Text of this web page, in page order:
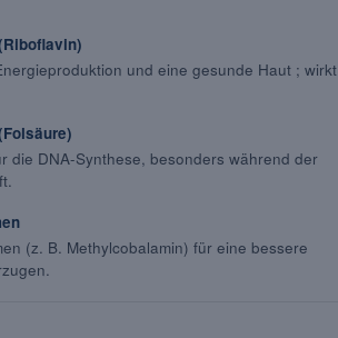
und eine gesunde Haut ; wirkt
die DNA-Synthese, besonders während der
(z. B. Methylcobalamin) für eine bessere